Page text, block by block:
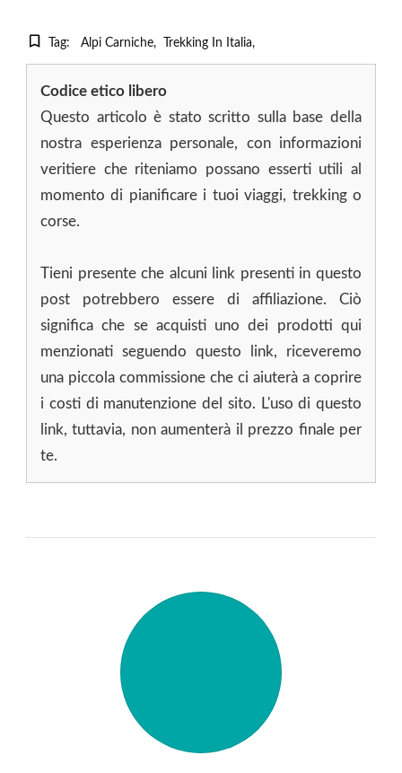
Tag: Alpi Carniche Trekking In Italia
Codice etico libero
Questo articolo è stato scritto sulla base della
nostra esperienza personale, con informazioni
veritiere che riteniamo possano esserti utili al
momento di pianificare i tuoi viaggi, trekking o
corse.
Tieni presente che alcuni link presenti in questo
post potrebbero essere di affiliazione. Ciò
significa che se acquisti uno dei prodotti qui
menzionati seguendo questo link, riceveremo
una piccola commissione che ci aiuterà a coprire
i costi di manutenzione del sito. L'uso di questo
link, tuttavia, non aumenterà il prezzo finale per
te.